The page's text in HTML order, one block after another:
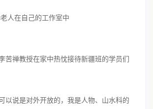
在自己的工作室中
禅教授在家中热忱接待新疆班的学员们
说是对外开放的，我是人物、山水科的